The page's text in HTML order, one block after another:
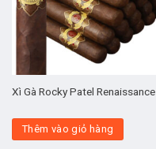
Xì Gà Rocky Patel Renaissance
Thêm vào giỏ hàng